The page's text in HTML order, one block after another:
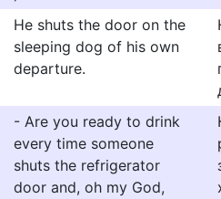
He shuts the door on the
sleeping dog of his own
departure.
- Are you ready to drink
every time someone
shuts the refrigerator
door and, oh my God,